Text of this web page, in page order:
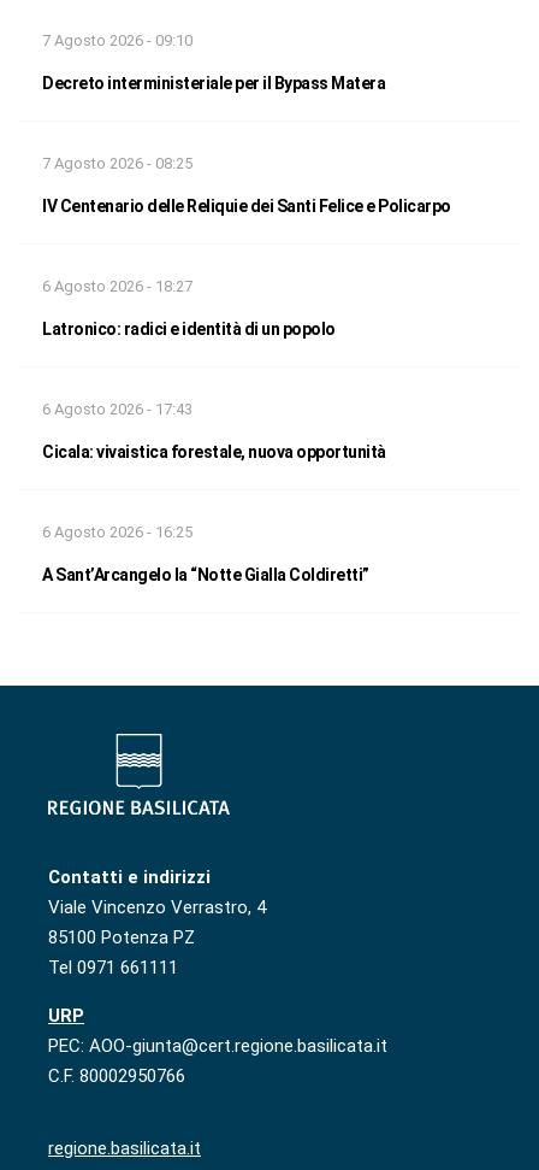
7 Agosto 2026 - 09:10
Decreto interministeriale per il Bypass Matera
7 Agosto 2026 - 08:25
IV Centenario delle Reliquie dei Santi Felice e Policarpo
6 Agosto 2026 - 18:27
Latronico: radici e identità di un popolo
6 Agosto 2026 - 17:43
Cicala: vivaistica forestale, nuova opportunità
6 Agosto 2026 - 16:25
A Sant’Arcangelo la “Notte Gialla Coldiretti”
Contatti e indirizzi
Viale Vincenzo Verrastro, 4
85100 Potenza PZ
Tel 0971 661111
URP
PEC: AOO-giunta@cert.regione.basilicata.it
C.F. 80002950766
regione.basilicata.it